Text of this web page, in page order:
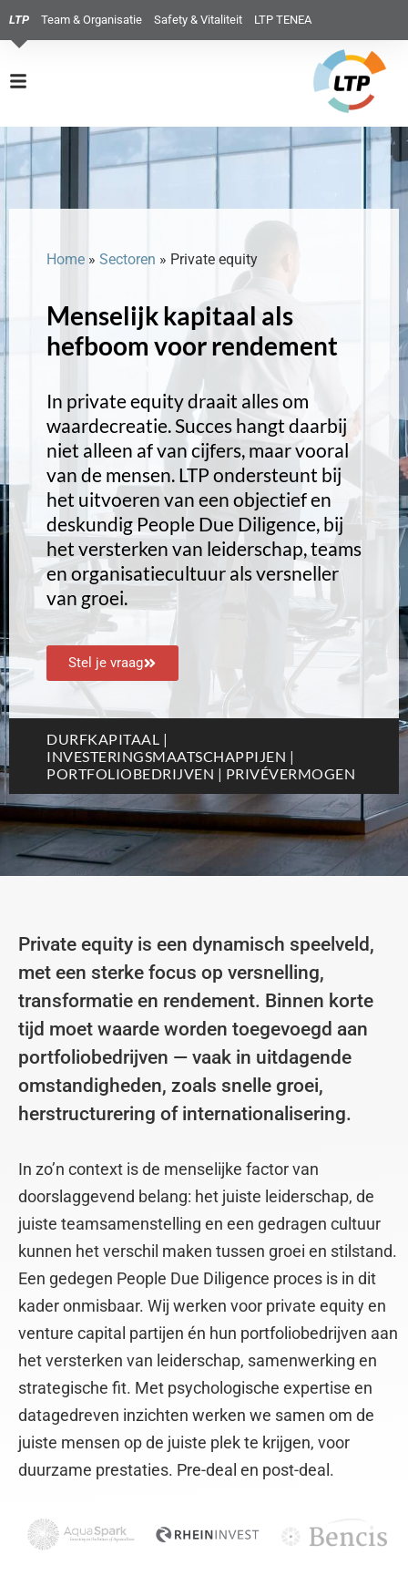
LTP Team & Organisatie Safety & Vitaliteit LTP TENEA
Home » Sectoren » Private equity
Menselijk kapitaal als
hefboom voor rendement
In private equity draait alles om
waardecreatie. Succes hangt daarbij
niet alleen af van cijfers, maar vooral
van de mensen. LTP ondersteunt bij
het uitvoeren van een objectief en
deskundig People Due Diligence, bij
het versterken van leiderschap, teams
en organisatiecultuur als versneller
van groei.
Stel je vraag
DURFKAPITAAL |
INVESTERINGSMAATSCHAPPIJEN |
PORTFOLIOBEDRIJVEN | PRIVÉVERMOGEN
Private equity is een dynamisch speelveld,
met een sterke focus op versnelling,
transformatie en rendement. Binnen korte
tijd moet waarde worden toegevoegd aan
portfoliobedrijven — vaak in uitdagende
omstandigheden, zoals snelle groei,
herstructurering of internationalisering.
In zo’n context is de menselijke factor van
doorslaggevend belang: het juiste leiderschap, de
juiste teamsamenstelling en een gedragen cultuur
kunnen het verschil maken tussen groei en stilstand.
Een gedegen People Due Diligence proces is in dit
kader onmisbaar. Wij werken voor private equity en
venture capital partijen én hun portfoliobedrijven aan
het versterken van leiderschap, samenwerking en
strategische fit. Met psychologische expertise en
datagedreven inzichten werken we samen om de
juiste mensen op de juiste plek te krijgen, voor
duurzame prestaties. Pre-deal en post-deal.